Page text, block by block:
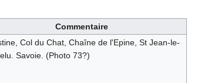
Commentaire
Col du Chat, Chaîne de l'Epine, St Jean-le-
Savoie. (Photo 73?)